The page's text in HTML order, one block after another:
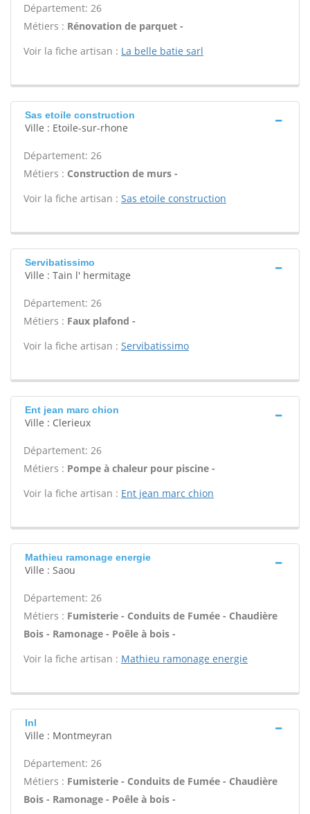
Département: 26
Métiers : Rénovation de parquet -
Voir la fiche artisan : La belle batie sarl
Sas etoile construction
Ville : Etoile-sur-rhone
Département: 26
Métiers : Construction de murs -
Voir la fiche artisan : Sas etoile construction
Servibatissimo
Ville : Tain l' hermitage
Département: 26
Métiers : Faux plafond -
Voir la fiche artisan : Servibatissimo
Ent jean marc chion
Ville : Clerieux
Département: 26
Métiers : Pompe à chaleur pour piscine -
Voir la fiche artisan : Ent jean marc chion
Mathieu ramonage energie
Ville : Saou
Département: 26
Métiers : Fumisterie - Conduits de Fumée - Chaudière
Bois - Ramonage - Poêle à bois -
Voir la fiche artisan : Mathieu ramonage energie
Inl
Ville : Montmeyran
Département: 26
Métiers : Fumisterie - Conduits de Fumée - Chaudière
Bois - Ramonage - Poêle à bois -